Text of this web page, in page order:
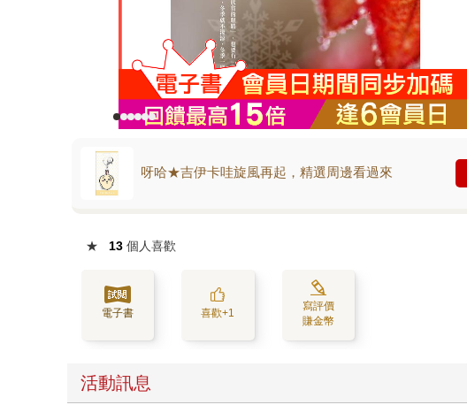
呀哈★吉伊卡哇旋風再起，精選周邊看過來
★ 13 個人喜歡
電子書 喜歡+1
寫評價
賺金幣
活動訊息